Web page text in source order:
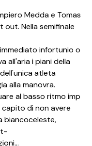
Medda e Tomas
Nella semifinale
infortunio o
all'aria i piani della
atleta
alla manovra.
al basso ritmo imp
di non avere
biancoceleste,